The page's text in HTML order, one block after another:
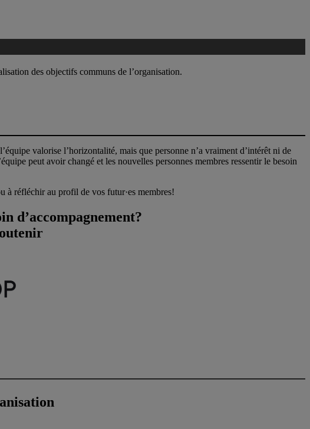
des objectifs communs de l’organisation.
valorise l’horizontalité, mais que personne n’a vraiment d’intérêt ni de
peut avoir changé et les nouvelles personnes membres ressentir le besoin
à réfléchir au profil de vos futur·es membres!
d’accompagnement?